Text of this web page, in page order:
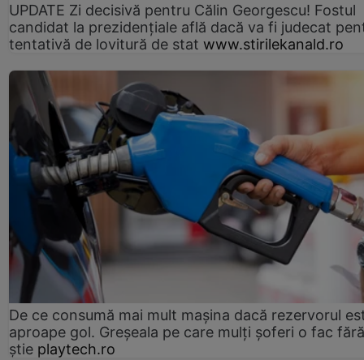
UPDATE Zi decisivă pentru Călin Georgescu! Fostul
candidat la prezidențiale află dacă va fi judecat
tentativă de lovitură de stat www.stirilekanald.ro
De ce consumă mai mult mașina dacă rezervorul
aproape gol. Greșeala pe care mulți șoferi o fac
știe playtech.ro